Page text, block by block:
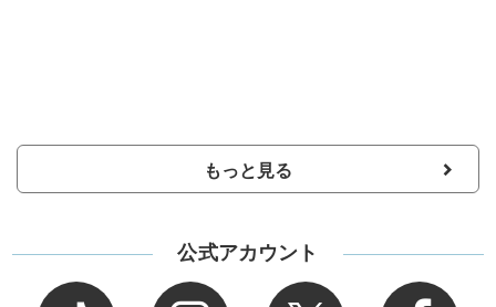
もっと見る
公式アカウント